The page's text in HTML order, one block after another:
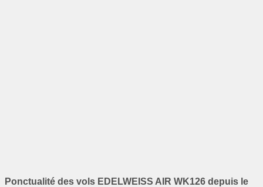
Ponctualité des vols EDELWEISS AIR WK126 depuis le